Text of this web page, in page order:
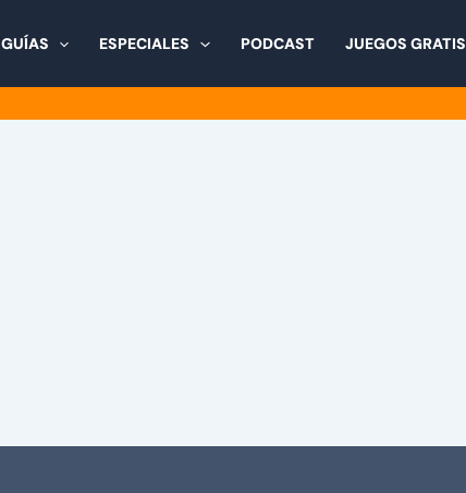
GUÍAS ESPECIALES PODCAST JUEGOS GRATIS